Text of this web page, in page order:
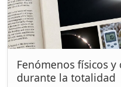
Fenómenos físicos
durante la totalidad